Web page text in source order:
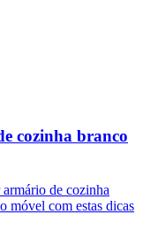
cozinha branco
de cozinha
móvel com estas dicas